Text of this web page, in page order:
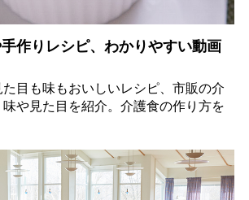
作りレシピ、わかりやすい動画
目も味もおいしいレシピ、市販の介
や見た目を紹介。介護食の作り方を